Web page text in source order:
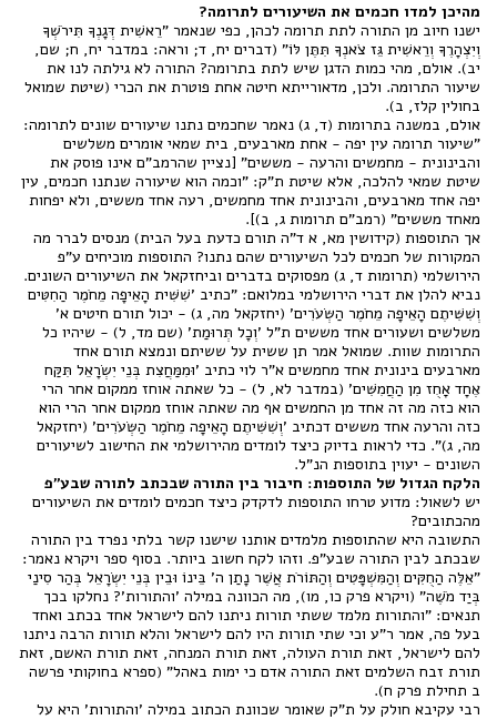
מהיכן למדו חכמים את השיעורים לתרומה?
ישנו חיוב מן התורה לתת תרומה לכהן, כפי שנאמר "רֵאשִׁית דְּגָנְךָ תִּירֹשְׁךָ
וְיִצְהָרֶךָ וְרֵאשִׁית גֵּז צֹאנְךָ תִּתֶּן לּוֹ" (דברים יח, ד; וראה: במדבר יח, ח; שם,
יב). אולם, מהי כמות הדגן שיש לתת בתרומה? התורה לא גילתה לנו את
שיעור התרומה. ולכן, מדאורייתא חיטה אחת פוטרת את הכרי (שיטת שמואל
בחולין קלז, ב).
אולם, במשנה בתרומות (ד, ג) נאמר שחכמים נתנו שיעורים שונים לתרומה:
"שיעור תרומה עין יפה - אחת מארבעים, בית שמאי אומרים משלשים
והבינונית - מחמשים והרעה - מששים" [נציין שהרמב"ם אינו פוסק את
שיטת שמאי להלכה, אלא שיטת ת"ק: "וכמה הוא שיעורה שנתנו חכמים, עין
יפה אחד מארבעים, והבינונית אחד מחמשים, רעה אחד מששים, ולא יפחות
מאחד מששים" (רמב"ם תרומות ג, ב)].
אך התוספות (קידושין מא, א ד"ה תורם כדעת בעל הבית) מנסים לברר מה
המקורות של חכמים לכל השיעורים שהם נתנו? התוספות מוכיחים ע"פ
הירושלמי (תרומות ד, ג) מפסוקים בדברים וביחזקאל את השיעורים השונים.
נביא להלן את דברי הירושלמי במלואם: "כתיב 'שִׁשִּׁית הָאֵיפָה מֵחֹמֶר הַחִטִּים
וְשִׁשִּׁיתֶם הָאֵיפָה מֵחֹמֶר הַשְּׂעֹרִים' (יחזקאל מה, ג) - יכול תורם חיטים א'
משלשים ושעורים אחד מששים ת"ל 'וְכָל תְּרוּמַת' (שם מד, ל) - שיהיו כל
התרומות שוות. שמואל אמר תן ששית על ששיתם ונמצא תורם אחד
מארבעים בינונית אחד מחמשים א"ר לוי כתיב 'וּמִמַּחֲצִת בְּנֵי יִשְׂרָאֵל תִּקַּח
אֶחָד אָחֻז מִן הַחֲמִשִּׁים' (במדבר לא, ל) - כל שאתה אוחז ממקום אחר הרי
הוא כזה מה זה אחד מן החמשים אף מה שאתה אוחז ממקום אחר הרי הוא
כזה והרעה אחד מששים דכתיב 'וְשִׁשִּׁיתֶם הָאֵיפָה מֵחֹמֶר הַשְּׂעֹרִים' (יחזקאל
מה, ג)". כדי לראות בדיוק כיצד לומדים מהירושלמי את החישוב לשיעורים
השונים - יעוין בתוספות הנ"ל.
הלקח הגדול של התוספות: חיבור בין התורה שבכתב לתורה שבע"פ
יש לשאול: מדוע טרחו התוספות לדקדק כיצד חכמים לומדים את השיעורים
מהכתובים?
התשובה היא שהתוספות מלמדים אותנו שישנו קשר בלתי נפרד בין התורה
שבכתב לבין התורה שבע"פ. וזהו לקח חשוב ביותר. בסוף ספר ויקרא נאמר:
"אֵלֶּה הַחֻקִּים וְהַמִּשְׁפָּטִים וְהַתּוֹרֹת אֲשֶׁר נָתַן ה' בֵּינוֹ וּבֵין בְּנֵי יִשְׂרָאֵל בְּהַר סִינַי
בְּיַד מֹשֶׁה" (ויקרא פרק כו, מו), מה הכוונה במילה 'והתורות'? נחלקו בכך
תנאים: "והתורות מלמד ששתי תורות ניתנו להם לישראל אחד בכתב ואחד
בעל פה, אמר ר"ע וכי שתי תורות היו להם לישראל והלא תורות הרבה ניתנו
להם לישראל, זאת תורת העולה, זאת תורת המנחה, זאת תורת האשם, זאת
תורת זבח השלמים זאת התורה אדם כי ימות באהל" (ספרא בחוקותי פרשה
ב תחילת פרק ח).
רבי עקיבא חולק על ת"ק שאומר שכוונת הכתוב במילה 'והתורות' היא על